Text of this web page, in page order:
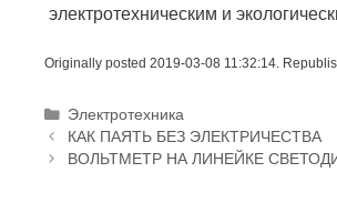
электротехническим и
Originally posted 2019-03-08 11:32:14.
Р
у
б
Электротехника
Н
а
КАК ПАЯТЬ БЕЗ ЭЛЕКТРИЧЕСТВА
ВОЛЬТМЕТР НА ЛИНЕЙКЕ